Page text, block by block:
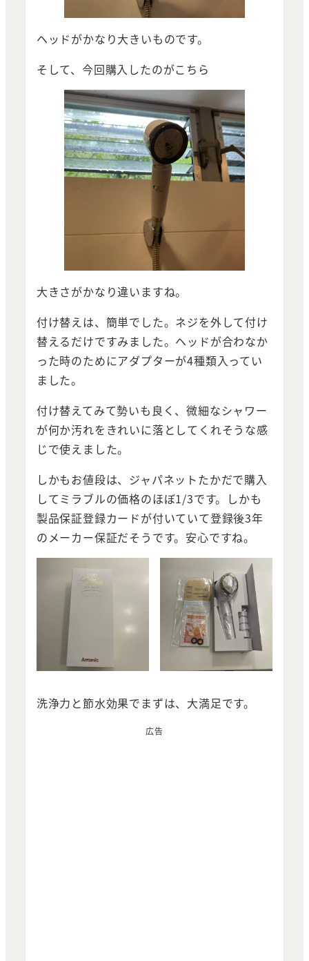
ヘッドがかなり大きいものです。
そして、今回購入したのがこちら
大きさがかなり違いますね。
付け替えは、簡単でした。ネジを外して付け
替えるだけですみました。ヘッドが合わなか
った時のためにアダプターが4種類入ってい
ました。
付け替えてみて勢いも良く、微細なシャワー
が何か汚れをきれいに落としてくれそうな感
じで使えました。
しかもお値段は、ジャパネットたかだで購入
してミラブルの価格のほぼ1/3です。しかも
製品保証登録カードが付いていて登録後3年
のメーカー保証だそうです。安心ですね。
洗浄力と節水効果でまずは、大満足です。
広告